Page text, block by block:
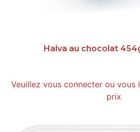
Halva au chocolat
Veuillez vous connecter ou vous
prix